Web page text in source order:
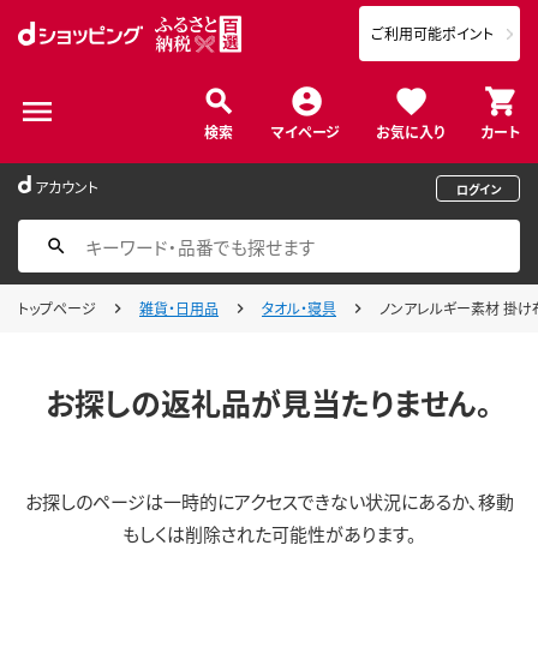
検索 マイページ お気に入り カート
ご利用可能ポイント
アカウント ログイン
トップページ 雑貨・日用品 タオル・寝具 ノンアレルギー素材 掛
お探しの返礼品が見当たりません。
お探しのページは一時的にアクセスできない状況にあるか、移動
もしくは削除された可能性があります。